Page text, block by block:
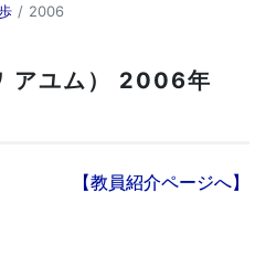
2006
アユム） 2006年
【教員紹介ページへ】